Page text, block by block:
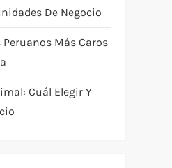
De Negocio
Más Caros
Cuál Elegir Y